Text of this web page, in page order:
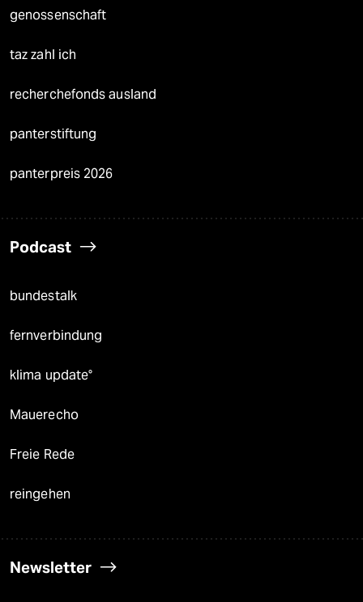
genossenschaft
taz zahl ich
recherchefonds ausland
panterstiftung
panterpreis 2026
Podcast
bundestalk
fernverbindung
klima update°
Mauerecho
Freie Rede
reingehen
Newsletter